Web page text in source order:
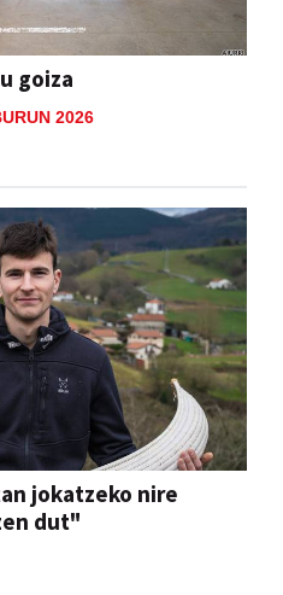
goiza
2026
jokatzeko nire
dut"